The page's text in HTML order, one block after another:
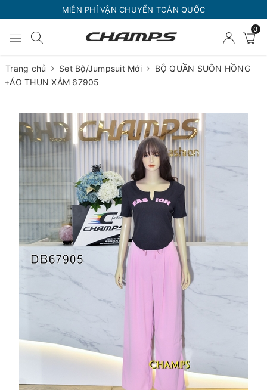
MIỄN PHÍ VẬN CHUYỂN TOÀN QUỐC
0
Trang chủ Set Bộ/Jumpsuit Mới
BỘ QUẦN SUÔN HỒNG
+ÁO THUN XÁM 67905